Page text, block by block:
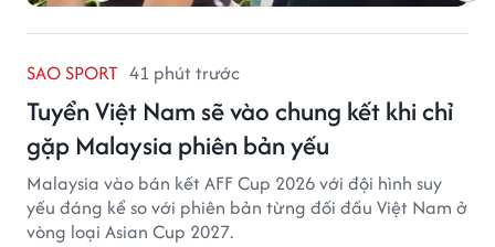
SAO SPORT 41 phút trước
Tuyển Việt Nam sẽ vào chung kết khi chỉ
gặp Malaysia phiên bản yếu
Malaysia vào bán kết AFF Cup 2026 với đội hình suy
yếu đáng kể so với phiên bản từng đối đầu Việt Nam ở
vòng loại Asian Cup 2027.